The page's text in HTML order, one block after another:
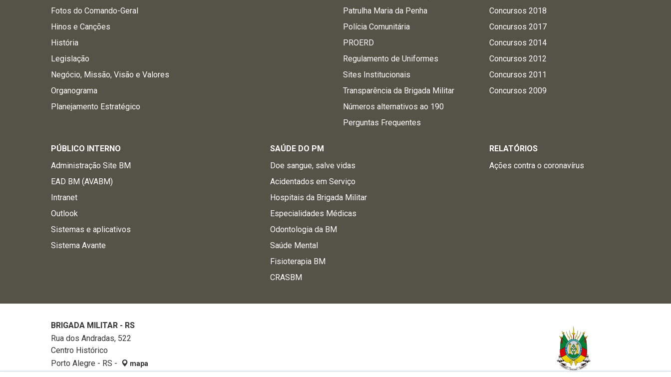
Fotos do Comando-Geral
Hinos e Canções
História
Legislação
Negócio, Missão, Visão e Valores
Organograma
Planejamento Estratégico
Patrulha Maria da Penha
Polícia Comunitária
PROERD
Regulamento de Uniformes
Sites Institucionais
Transparência da Brigada Militar
Números alternativos ao 190
Perguntas Frequentes
Concursos 2018
Concursos 2017
Concursos 2014
Concursos 2012
Concursos 2011
Concursos 2009
PÚBLICO INTERNO
Administração Site BM
EAD BM (AVABM)
Intranet
Outlook
Sistemas e aplicativos
Sistema Avante
SAÚDE DO PM
Doe sangue, salve vidas
Acidentados em Serviço
Hospitais da Brigada Militar
Especialidades Médicas
Odontologia da BM
Saúde Mental
Fisioterapia BM
CRASBM
RELATÓRIOS
Ações contra o coronavírus
BRIGADA MILITAR - RS
Rua dos Andradas, 522
Centro Histórico
Porto Alegre - RS -
mapa